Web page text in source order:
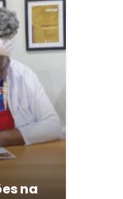
na